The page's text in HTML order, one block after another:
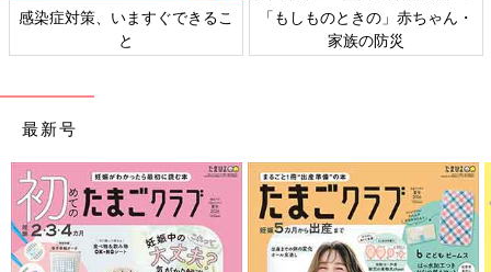
感染症対策、いますぐできるこ
と
「もしものときの」赤ちゃん・
家族の防災
最新号